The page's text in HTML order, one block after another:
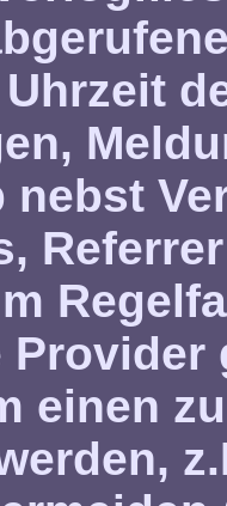
nebst
Provider
einen